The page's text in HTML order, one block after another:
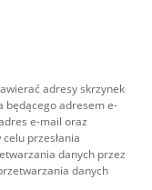
adresy skrzynek
będącego adresem e-
e-mail oraz
przesłania
danych przez
danych